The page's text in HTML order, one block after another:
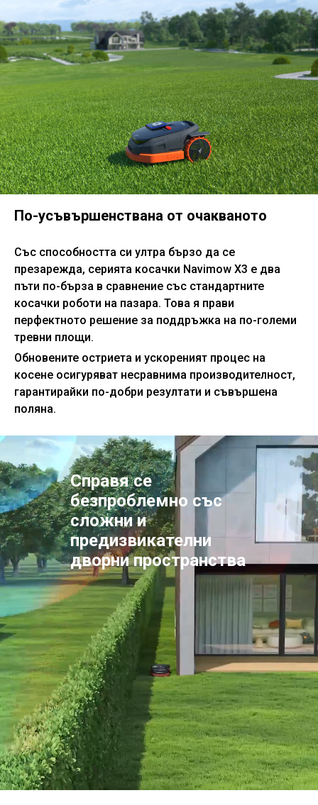
По-усъвършенствана от очакваното
Със способността си ултра бързо да се
презарежда, серията косачки Navimow X3 е два
пъти по-бърза в сравнение със стандартните
косачки роботи на пазара. Това я прави
перфектното решение за поддръжка на по-големи
тревни площи.
Обновените остриета и ускореният процес на
косене осигуряват несравнима производителност,
гарантирайки по-добри резултати и съвършена
поляна.
Справя се
безпроблемно със
сложни и
предизвикателни
дворни пространства